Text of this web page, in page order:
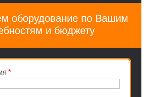
оборудование по Вашим
и бюджету